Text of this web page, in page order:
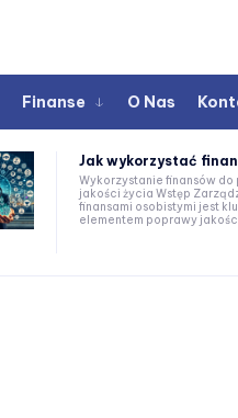
Finanse O Nas
Jak wykorzystać
Wykorzystanie finansów do
jakości życia Wstęp Zarządzanie
finansami osobistymi jest
elementem poprawy